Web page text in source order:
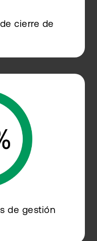
cierre de
de gestión